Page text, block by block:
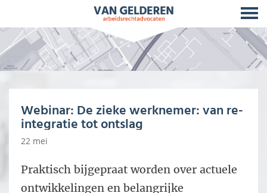
Webinar: De zieke werknemer: van re-
integratie tot ontslag
22 mei
Praktisch bijgepraat worden over actuele
ontwikkelingen en belangrijke